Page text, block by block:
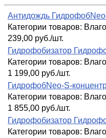
Антидождь
Категории товаров:
239,00 руб./шт.
Гидрофобизатор
Категории товаров:
1 199,00 руб./шт.
ГидрофобNeo-S-
Категории товаров:
1 855,00 руб./шт.
Гидрофобизатор
Категории товаров: